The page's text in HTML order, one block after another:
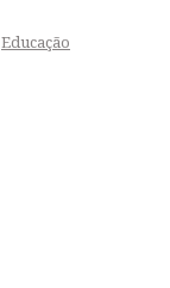
Educação